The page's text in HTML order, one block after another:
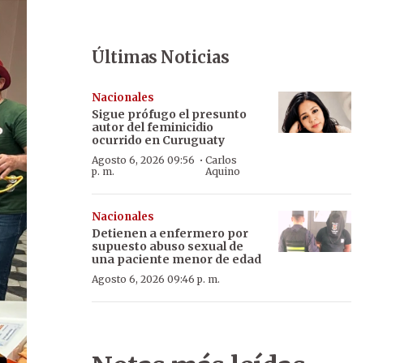
Últimas Noticias
Nacionales
Sigue prófugo el presunto
autor del feminicidio
ocurrido en Curuguaty
Agosto 6, 2026 09:56
p. m.
·Carlos
Aquino
Nacionales
Detienen a enfermero por
supuesto abuso sexual de
una paciente menor de edad
Agosto 6, 2026 09:46 p. m.